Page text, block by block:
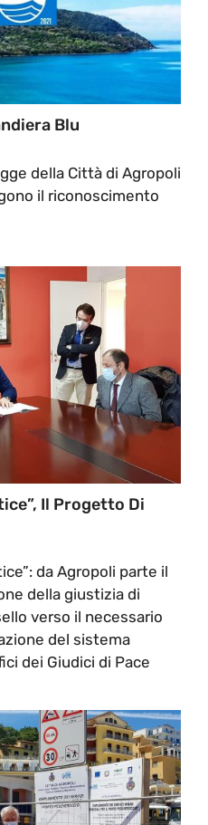
Blu
della Città di Agropoli
il riconoscimento
Il Progetto Di
da Agropoli parte il
della giustizia di
verso il necessario
del sistema
dei Giudici di Pace